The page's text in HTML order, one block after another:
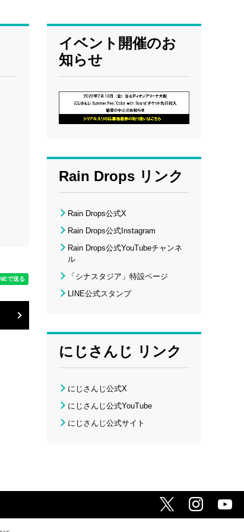
イベント開催のお
知らせ
Rain Drops リンク
Rain Drops公式X
Rain Drops公式Instagram
Rain Drops公式YouTubeチャンネ
ル
「シナスタジア」特設ページ
LINE公式スタンプ
にじさんじ リンク
にじさんじ公式X
にじさんじ公式YouTube
にじさんじ公式サイト